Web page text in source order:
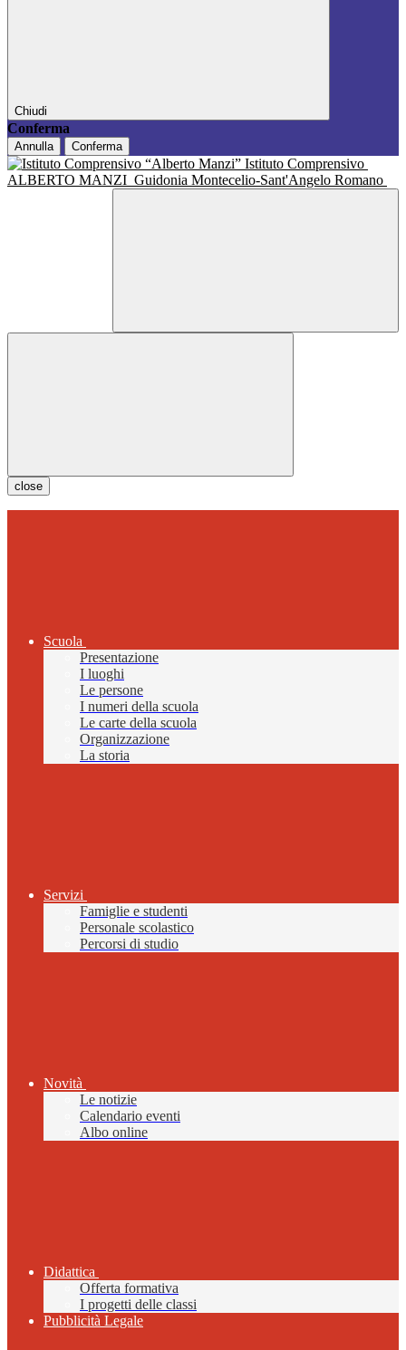
Chiudi
Conferma
Annulla Conferma
Istituto Comprensivo
ALBERTO MANZI Guidonia Montecelio-Sant'Angelo Romano
close
Scuola
Presentazione
I luoghi
Le persone
I numeri della scuola
Le carte della scuola
Organizzazione
La storia
Servizi
Famiglie e studenti
Personale scolastico
Percorsi di studio
Novità
Le notizie
Calendario eventi
Albo online
Didattica
Offerta formativa
I progetti delle classi
Pubblicità Legale